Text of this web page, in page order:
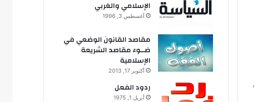
الإسلامي والغربي
أغسطس 3, 1996
مقاصد القانون الوضعي في
ضــوء مقاصد الشريعة
الإسلامية
أكتوبر 17, 2013
ردود الفعل
أبريل 1, 1975